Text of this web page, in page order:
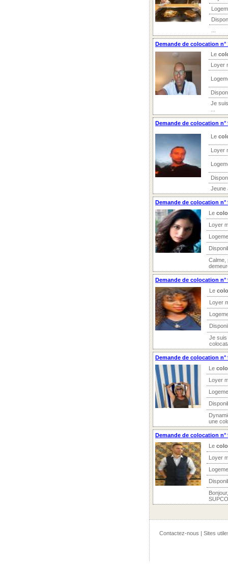
Demande de colocation
Le
Loyer
Je
Demande de colocation n°
Le
Loyer
Jeune
Demande de colocation n°
Le
Loyer
Calme,
Demande de colocation n°
Le
Loyer
Je suis
Demande de colocation n°
Le
Loyer
une
Demande de colocation n°
Le
Loyer
Contactez-nous | Sites